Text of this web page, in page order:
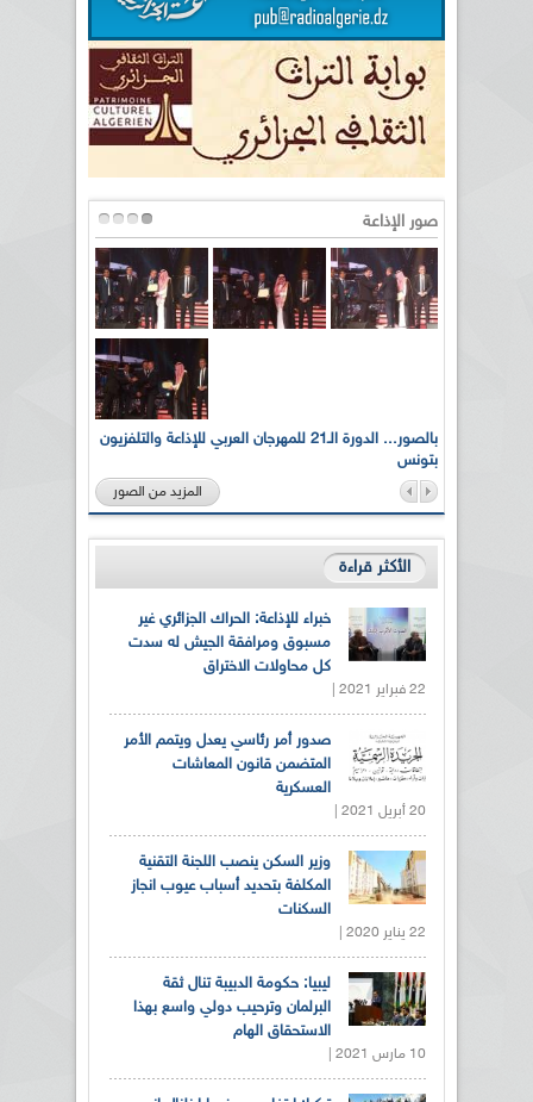
صور الإذاعة
بالصور... الدورة الـ21 للمهرجان العربي للإذاعة والتلفزيون
بتونس
المزيد من الصور
الأكثر قراءة
خبراء للإذاعة: الحراك الجزائري غير
مسبوق ومرافقة الجيش له سدت
كل محاولات الاختراق
22 فبراير 2021 |
صدور أمر رئاسي يعدل ويتمم الأمر
المتضمن قانون المعاشات
العسكرية
20 أبريل 2021 |
وزير السكن ينصب اللجنة التقنية
المكلفة بتحديد أسباب عيوب انجاز
السكنات
22 يناير 2020 |
ليبيا: حكومة الدبيبة تنال ثقة
البرلمان وترحيب دولي واسع بهذا
الاستحقاق الهام
10 مارس 2021 |